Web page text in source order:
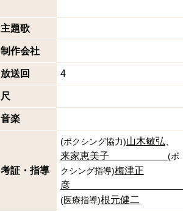
主題歌
制作会社
放送回 4
尺
音楽
考証・指導
(ボクシング協力)山木敏弘
来家恵美子 (ボ
クシング指導)梅津正
(医療指導)根元健二